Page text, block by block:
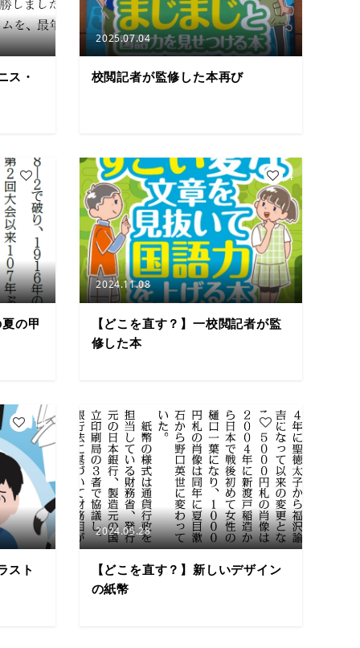
ス・
2025.07.04
校閲記者が監修した本再び
の甲
6
2024.11.08
【どこを直す？】一校閲記者が監
修した本
4
スト
14
2024.05.28
【どこを直す？】新しいデザイン
の紙幣
10